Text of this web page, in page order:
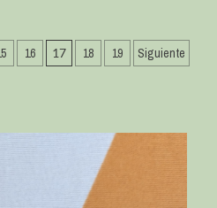
16 17 18 19 Siguiente